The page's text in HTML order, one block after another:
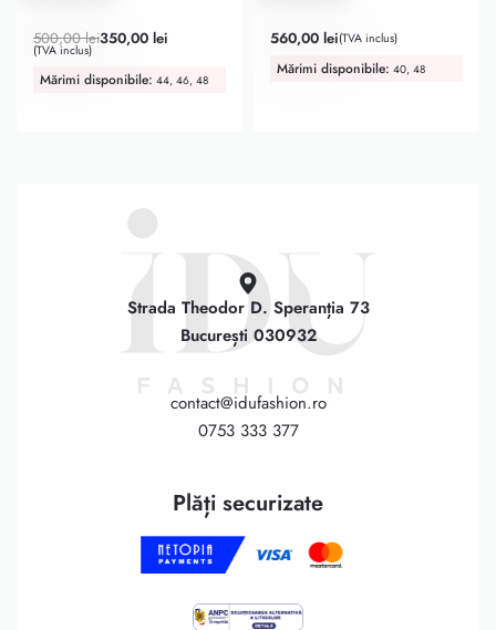
Evaluat la 5.00din 5
500,00lei350,00 lei
(TVA inclus)
Mărimi disponibile: 44, 46, 48
Evaluat la 5.00din 5
560,00 lei(TVA inclus)
Mărimi disponibile: 40, 48
Strada Theodor D. Speranția 73
București 030932
contact@idufashion.ro
0753 333 377
Plăți securizate